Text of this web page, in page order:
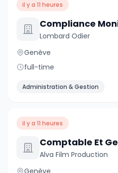
il y a 11 heures
Lombard Odier
Genève
full-time
Administration & Gestion
il y a 11 heures
Alva Film Production
Genève